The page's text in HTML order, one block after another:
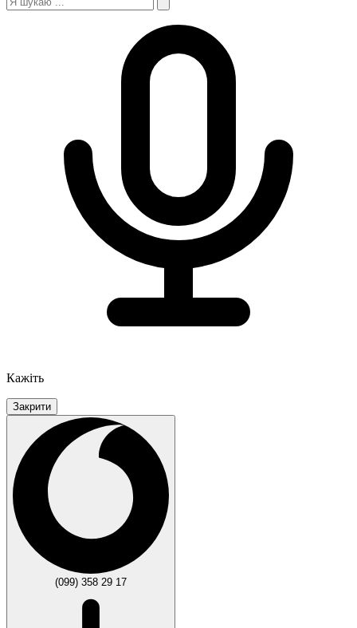
Кажіть
Закрити
(099) 358 29 17